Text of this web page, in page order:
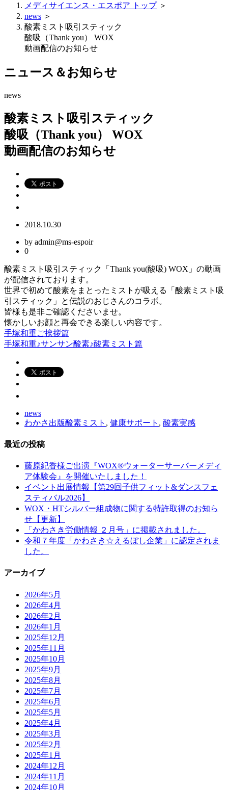
メディサイエンス・エスポア トップ＞
news ＞
酸素ミスト吸引スティック
酸吸（Thank you） WOX
動画配信のお知らせ
ニュース＆お知らせ
news
酸素ミスト吸引スティック
酸吸（Thank you） WOX
動画配信のお知らせ
2018.10.30
by admin@ms-espoir
0
酸素ミスト吸引スティック「Thank you(酸吸) WOX」の動画
が配信されております。
世界で初めて酸素をまとったミストが吸える「酸素ミスト吸
引スティック」と伝説のおじさんのコラボ。
皆様も是非ご確認くださいませ。
懐かしいお顔と再会できる楽しい内容です。
手塚和重ご挨拶篇
手塚和重♪サンサン酸素♪酸素ミスト篇
news
わかさ出版酸素ミスト , 健康サポート , 酸素実感
最近の投稿
藤原紀香様ご出演『WOX®ウォーターサーバーメディ
ア体験会』を開催いたしました！
イベント出展情報【第29回子供フィット&ダンスフェ
スティバル2026】
WOX・HTシルバー組成物に関する特許取得のお知ら
せ【更新】
「かわさき労働情報 ２月号」に掲載されました。
令和７年度「かわさき☆えるぼし企業」に認定されま
した。
アーカイブ
2026年5月
2026年4月
2026年2月
2026年1月
2025年12月
2025年11月
2025年10月
2025年9月
2025年8月
2025年7月
2025年6月
2025年5月
2025年4月
2025年3月
2025年2月
2025年1月
2024年12月
2024年11月
2024年10月